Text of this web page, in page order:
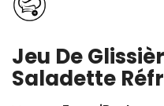
Jeu De
Saladette